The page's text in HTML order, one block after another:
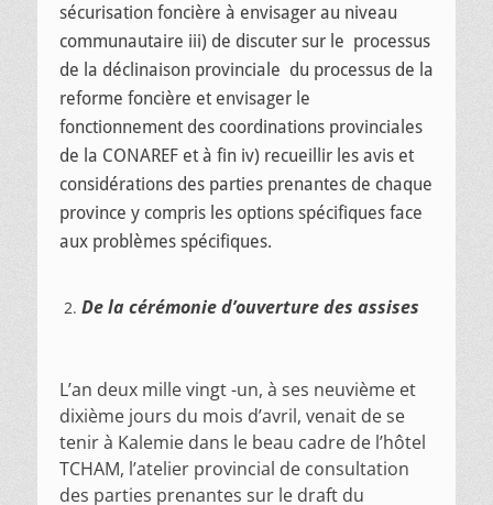
sécurisation foncière à envisager au niveau
communautaire iii) de discuter sur le processus
de la déclinaison provinciale du processus de la
reforme foncière et envisager le
fonctionnement des coordinations provinciales
de la CONAREF et à fin iv) recueillir les avis et
considérations des parties prenantes de chaque
province y compris les options spécifiques face
aux problèmes spécifiques.
De la cérémonie d’ouverture des assises
L’an deux mille vingt -un, à ses neuvième et
dixième jours du mois d’avril, venait de se
tenir à Kalemie dans le beau cadre de l’hôtel
TCHAM, l’atelier provincial de consultation
des parties prenantes sur le draft du